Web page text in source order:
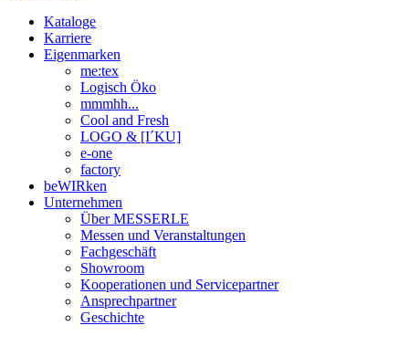
Kataloge
Karriere
Eigenmarken
me:tex
Logisch Öko
mmmhh...
Cool and Fresh
LOGO & [I´KU]
e-one
factory
beWIRken
Unternehmen
Über MESSERLE
Messen und Veranstaltungen
Fachgeschäft
Showroom
Kooperationen und Servicepartner
Ansprechpartner
Geschichte